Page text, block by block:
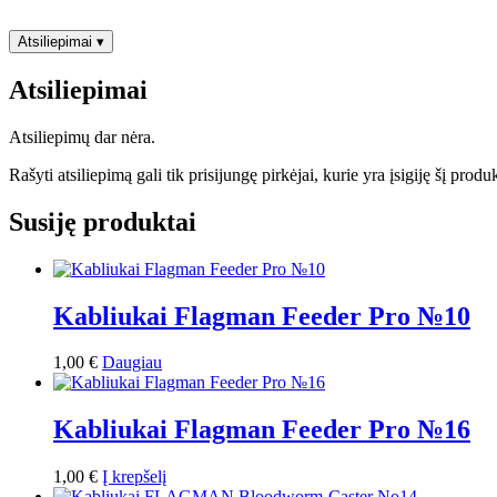
Atsiliepimai ▾
Atsiliepimai
Atsiliepimų dar nėra.
Rašyti atsiliepimą gali tik prisijungę pirkėjai, kurie yra įsigiję šį
Susiję produktai
Kabliukai Flagman Feeder Pro №10
1,00 € Daugiau
Kabliukai Flagman Feeder Pro №16
1,00 € Į krepšelį